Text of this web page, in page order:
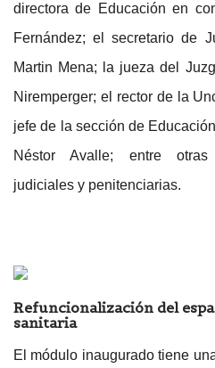
directora de Educación en
Fernández; el secretario de
Martin Mena; la jueza del
Niremperger; el rector de la
jefe de la sección de
Néstor Avalle; entre otras
judiciales y penitenciarias.
Refuncionalización del
sanitaria
El módulo inaugurado tiene